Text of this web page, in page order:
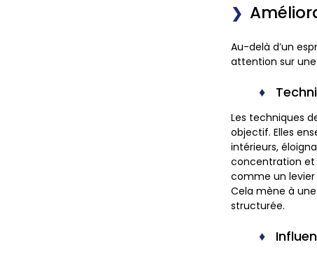
Au-delà d’un
attention sur
Les techniques
objectif. Elles
intérieurs,
concentration et
comme un levier
Cela mène à
structurée.